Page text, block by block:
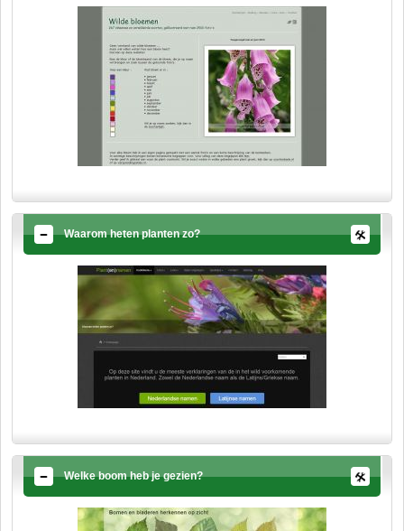
Waarom heten planten zo?
Welke boom heb je gezien?